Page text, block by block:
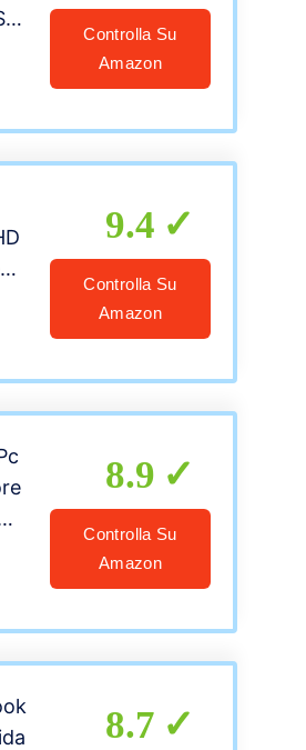
Controlla Su
Amazon
9.4
Controlla Su
Amazon
8.9
Controlla Su
Amazon
8.7